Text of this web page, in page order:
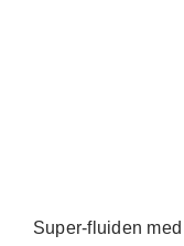
Super-fluiden